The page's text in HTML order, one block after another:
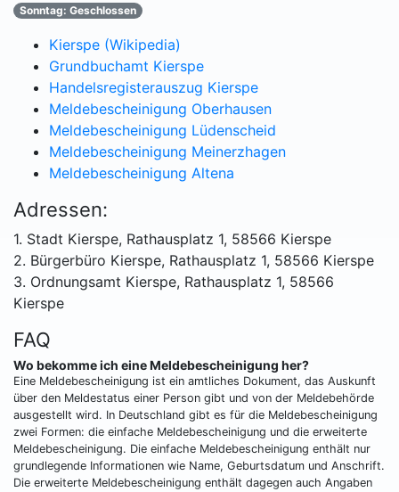
Sonntag: Geschlossen
Kierspe (Wikipedia)
Grundbuchamt Kierspe
Handelsregisterauszug Kierspe
Meldebescheinigung Oberhausen
Meldebescheinigung Lüdenscheid
Meldebescheinigung Meinerzhagen
Meldebescheinigung Altena
Adressen:
1. Stadt Kierspe, Rathausplatz 1, 58566 Kierspe
2. Bürgerbüro Kierspe, Rathausplatz 1, 58566 Kierspe
3. Ordnungsamt Kierspe, Rathausplatz 1, 58566
Kierspe
FAQ
Wo bekomme ich eine Meldebescheinigung her?
Eine Meldebescheinigung ist ein amtliches Dokument, das Auskunft
über den Meldestatus einer Person gibt und von der Meldebehörde
ausgestellt wird. In Deutschland gibt es für die Meldebescheinigung
zwei Formen: die einfache Meldebescheinigung und die erweiterte
Meldebescheinigung. Die einfache Meldebescheinigung enthält nur
grundlegende Informationen wie Name, Geburtsdatum und Anschrift.
Die erweiterte Meldebescheinigung enthält dagegen auch Angaben